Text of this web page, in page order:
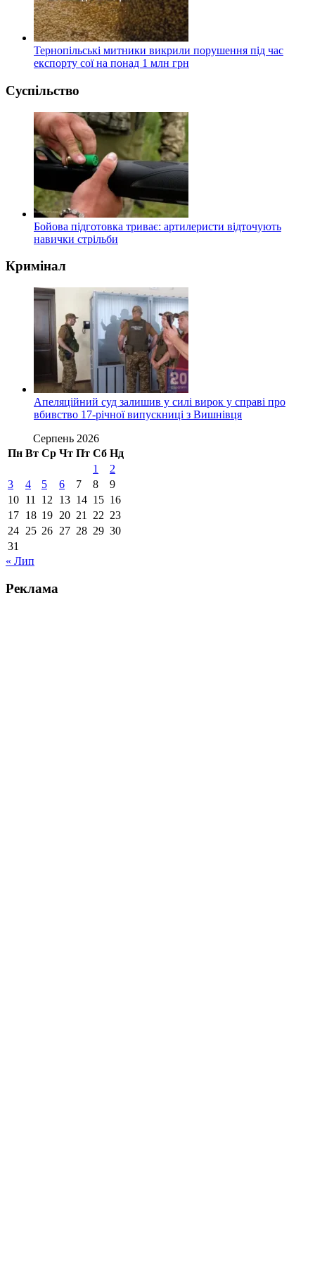
Тернопільські митники викрили порушення під час
експорту сої на понад 1 млн грн
Суспільство
Бойова підготовка триває: артилеристи відточують
навички стрільби
Кримінал
Апеляційний суд залишив у силі вирок у справі про
вбивство 17-річної випускниці з Вишнівця
Серпень 2026
Пн Вт Ср Чт Пт Сб Нд
1
2
3
4 5 6 7 8
9
10 11 12 13 14 15 16
17 18 19 20 21 22 23
24 25 26 27 28 29 30
31
« Лип
Реклама